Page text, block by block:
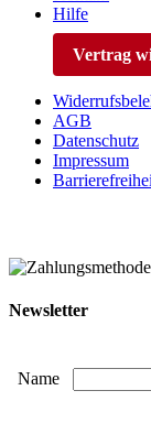
Hilfe
Vertrag
AGB
Datenschutz
Impressum
Newsletter
Name